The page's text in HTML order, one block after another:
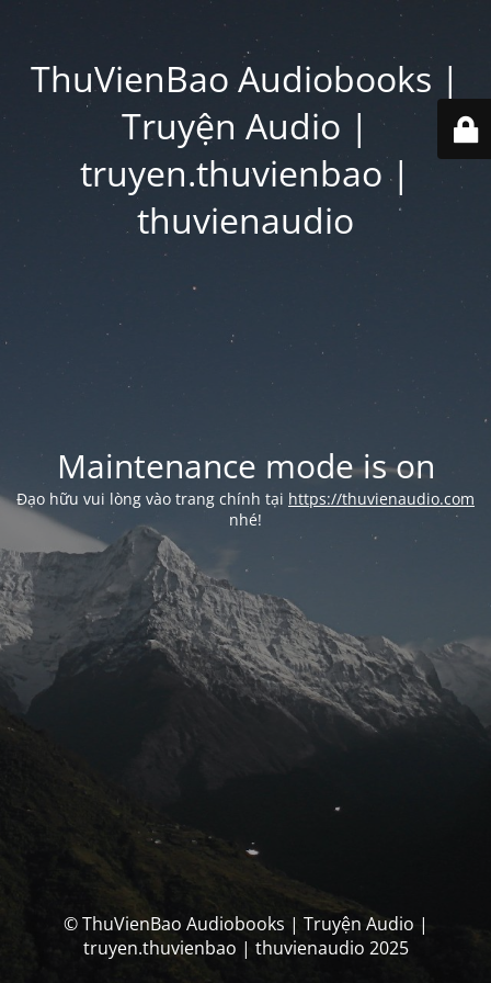
ThuVienBao Audiobooks |
Truyện Audio |
truyen.thuvienbao |
thuvienaudio
Maintenance mode is on
Đạo hữu vui lòng vào trang chính tại https://thuvienaudio.com
nhé!
© ThuVienBao Audiobooks | Truyện Audio |
truyen.thuvienbao | thuvienaudio 2025